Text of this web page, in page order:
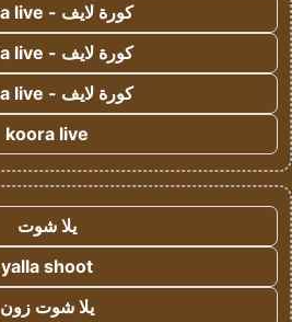
كورة لايف - koora live
كورة لايف - koora live
كورة لايف - koora live
koora live
يلا شوت
yalla shoot
يلا شوت زون